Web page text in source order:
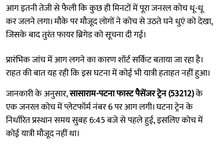
आग इतनी तेजी से फैली कि कुछ ही मिनटों में पूरा जनरल कोच धू-धू
कर जलने लगा। मौके पर मौजूद लोगों ने कोच से उठते घने धुएं को देखा,
जिसके बाद तुरंत फायर ब्रिगेड को सूचना दी गई।
प्रारंभिक जांच में आग लगने का कारण शॉर्ट सर्किट बताया जा रहा है।
राहत की बात यह रही कि इस घटना में कोई भी यात्री हताहत नहीं हुआ।
जानकारी के अनुसार,सासाराम-पटना फास्ट पैसेंजर ट्रेन (53212)के
एक जनरल कोच में प्लेटफॉर्म नंबर 6 पर आग लगी। घटना ट्रेन के
निर्धारित प्रस्थान समय सुबह 6:45 बजे से पहले हुई, इसलिए कोच में
कोई यात्री मौजूद नहीं था।